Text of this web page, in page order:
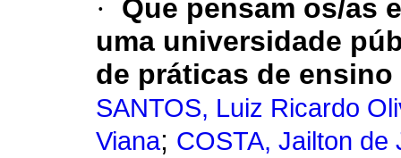
·
Que pensam os/as
uma universidade
de práticas de
SANTOS, Luiz Ricardo
Viana; COSTA, Jailton de